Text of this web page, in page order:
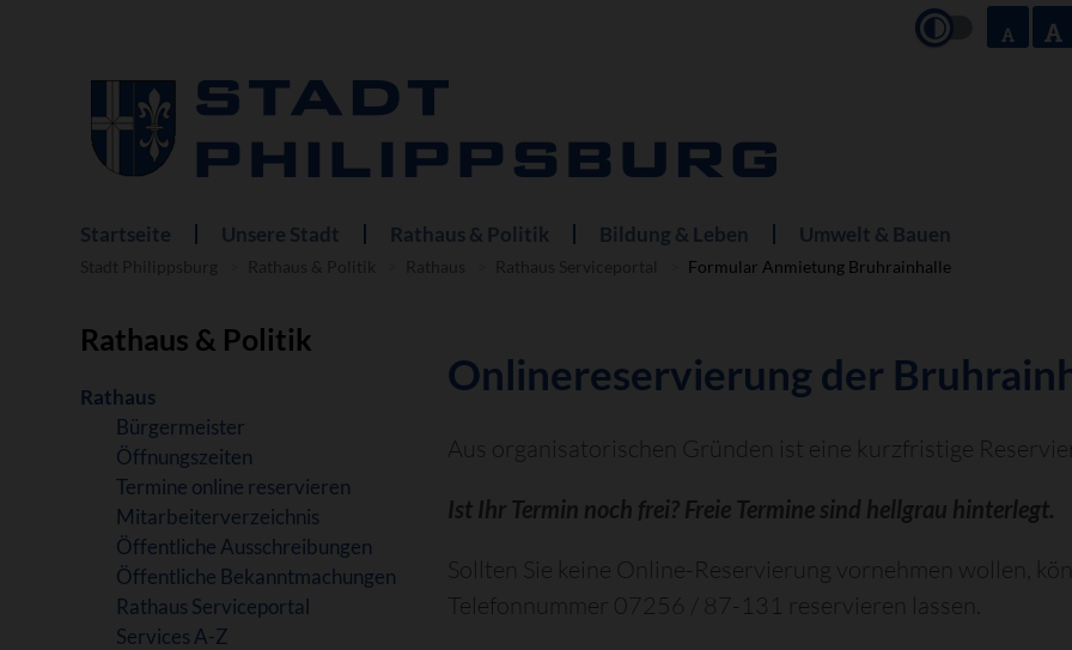
Navigation
überspringen
Startseite Unsere Stadt Rathaus & Politik Bildung & Leben Umwelt & Bauen
Formular Anmietung Bruhrainhalle
Rathaus & Politik
Navigation
überspringen
Rathaus
Bürgermeister
Öffnungszeiten
Termine online reservieren
Mitarbeiterverzeichnis
Öffentliche Ausschreibungen
Öffentliche Bekanntmachungen
Rathaus Serviceportal
Services A-Z
Onlinereservierung der
Aus organisatorischen Gründen ist eine kurzfristige
Ist Ihr Termin noch frei? Freie Termine sind hellgrau hinterlegt.
Sollten Sie keine Online-Reservierung vornehmen wollen,
Telefonnummer 07256 / 87-131 reservieren lassen.